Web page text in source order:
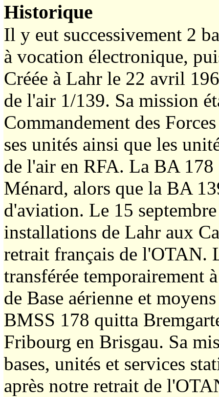
Historique
Il y eut successivement 2
à vocation électronique,
Créée à Lahr le 22 avril
de l'air 1/139. Sa mission
Commandement des
ses unités ainsi que les
de l'air en RFA. La BA
Ménard, alors que la BA
d'aviation. Le 15
installations de Lahr aux
retrait français de l'OTAN.
transférée temporairement
de Base aérienne et
BMSS 178 quitta
Fribourg en Brisgau. Sa
bases, unités et services
après notre retrait de